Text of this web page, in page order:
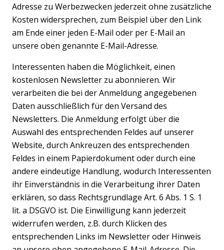
Adresse zu Werbezwecken jederzeit ohne zusätzliche
Kosten widersprechen, zum Beispiel über den Link
am Ende einer jeden E-Mail oder per E-Mail an
unsere oben genannte E-Mail-Adresse.
Interessenten haben die Möglichkeit, einen
kostenlosen Newsletter zu abonnieren. Wir
verarbeiten die bei der Anmeldung angegebenen
Daten ausschließlich für den Versand des
Newsletters. Die Anmeldung erfolgt über die
Auswahl des entsprechenden Feldes auf unserer
Website, durch Ankreuzen des entsprechenden
Feldes in einem Papierdokument oder durch eine
andere eindeutige Handlung, wodurch Interessenten
ihr Einverständnis in die Verarbeitung ihrer Daten
erklären, so dass Rechtsgrundlage Art. 6 Abs. 1 S. 1
lit. a DSGVO ist. Die Einwilligung kann jederzeit
widerrufen werden, z.B. durch Klicken des
entsprechenden Links im Newsletter oder Hinweis